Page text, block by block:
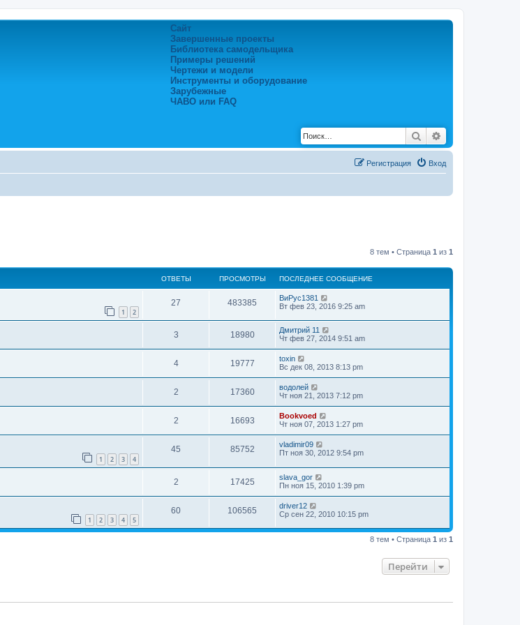
Сайт
Завершенные проекты
Библиотека самодельщика
Примеры решений
Чертежи и модели
Инструменты и оборудование
Зарубежные
ЧАВО или FAQ
Поиск
Вход
Регистрация
8 тем • Страница 1 из 1
ОТВЕТЫ ПРОСМОТРЫ ПОСЛЕДНЕЕ СООБЩЕНИЕ
1 2
27 483385
ВиРус1381
Вт фев 23, 2016 9:25 am
3 18980
Дмитрий 11
Чт фев 27, 2014 9:51 am
4 19777
toxin
Вс дек 08, 2013 8:13 pm
2 17360
водолей
Чт ноя 21, 2013 7:12 pm
2 16693
Bookvoed
Чт ноя 07, 2013 1:27 pm
1 2 3 4
45 85752
vladimir09
Пт ноя 30, 2012 9:54 pm
2 17425
slava_gor
Пн ноя 15, 2010 1:39 pm
1 2 3 4 5
60 106565
driver12
Ср сен 22, 2010 10:15 pm
8 тем • Страница 1 из 1
Перейти